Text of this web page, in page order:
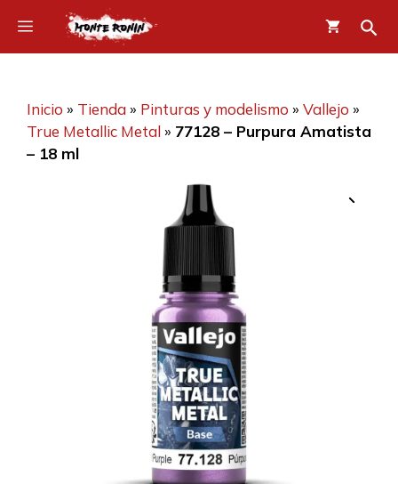
contenido
Menú
Inicio » Tienda» Pinturas y modelismo » Vallejo »
True Metallic Metal» 77128 – Purpura Amatista
– 18 ml